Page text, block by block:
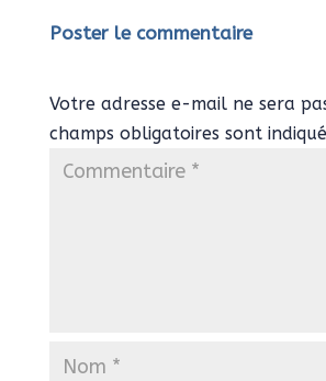
Poster le commentaire
Votre adresse e-mail ne sera
champs obligatoires sont